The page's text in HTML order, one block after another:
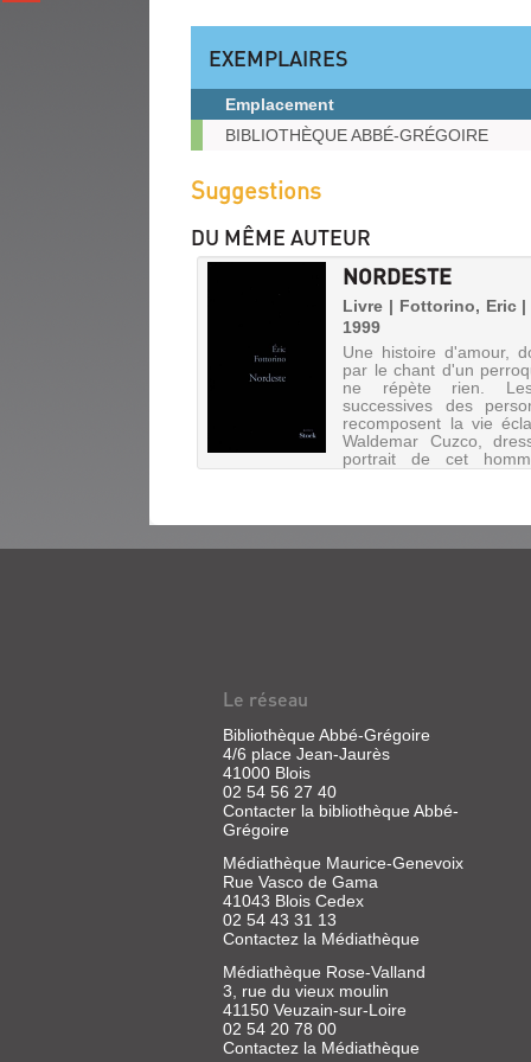
(Nouvelle
EXEMPLAIRES
Exemplaires
Emplacement
BIBLIOTHÈQUE ABBÉ-GRÉGOIRE
Suggestions
DU MÊME AUTEUR
NORDESTE
Livre | Fottorino, Eric |
1999
Une histoire d'amour,
par le chant d'un
ne répète rien.
successives des
recomposent la vie
Waldemar Cuzco,
portrait de cet
ROMAN
Livre
Fottorino,
Éric
Stock,
1997
VOYAGE
AU
CENTRE
Le réseau
Bibliothèque Abbé-Grégoire
4/6 place Jean-Jaurès
41000 Blois
02 54 56 27 40
Contacter la bibliothèque Abbé-
Grégoire
Médiathèque Maurice-Genevoix
Rue Vasco de Gama
41043 Blois Cedex
02 54 43 31 13
Contactez la Médiathèque
Médiathèque Rose-Valland
3, rue du vieux moulin
41150 Veuzain-sur-Loire
02 54 20 78 00
Contactez la Médiathèque